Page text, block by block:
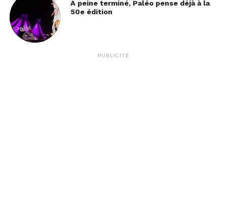
À peine terminé, Paléo pense déjà à la
50e édition
PUBLICITÉ